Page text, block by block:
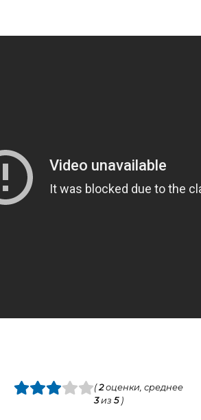
(2оценки, среднее
3из5)